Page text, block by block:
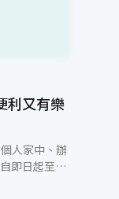
人家中、辦
即日起至93